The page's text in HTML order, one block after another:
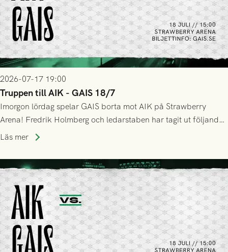
2026-07-17 19:00
Truppen till AIK - GAIS 18/7
Imorgon lördag spelar GAIS borta mot AIK på Strawberry
Arena! Fredrik Holmberg och ledarstaben har tagit ut följande
trupp till matchen:
Läs mer